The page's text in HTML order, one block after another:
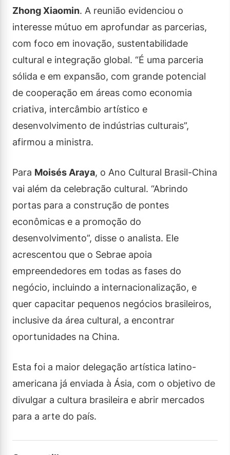
Zhong Xiaomin. A reunião evidenciou o
interesse mútuo em aprofundar as parcerias,
com foco em inovação, sustentabilidade
cultural e integração global. “É uma parceria
sólida e em expansão, com grande potencial
de cooperação em áreas como economia
criativa, intercâmbio artístico e
desenvolvimento de indústrias culturais”,
afirmou a ministra.
Para Moisés Araya, o Ano Cultural Brasil-China
vai além da celebração cultural. “Abrindo
portas para a construção de pontes
econômicas e a promoção do
desenvolvimento”, disse o analista. Ele
acrescentou que o Sebrae apoia
empreendedores em todas as fases do
negócio, incluindo a internacionalização, e
quer capacitar pequenos negócios brasileiros,
inclusive da área cultural, a encontrar
oportunidades na China.
Esta foi a maior delegação artística latino-
americana já enviada à Ásia, com o objetivo de
divulgar a cultura brasileira e abrir mercados
para a arte do país.